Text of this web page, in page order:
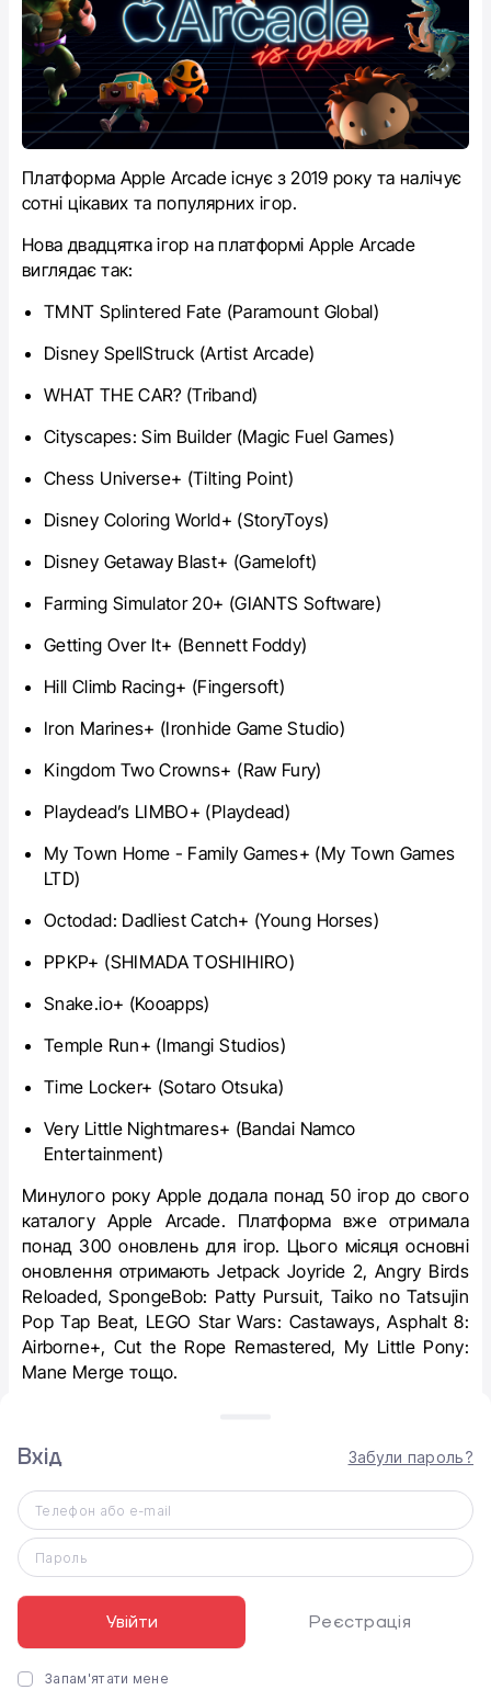
Платформа Apple Arcade‌ існує з 2019 року та налічує
сотні цікавих та популярних ігор.
Нова двадцятка ігор на платформі Apple Arcade‌
виглядає так:
TMNT Splintered Fate (Paramount Global)
Disney SpellStruck (Artist Arcade)
WHAT THE CAR? (Triband)
Cityscapes: Sim Builder (Magic Fuel Games)
Chess Universe+ (Tilting Point)
Disney Coloring World+ (StoryToys)
Disney Getaway Blast+ (Gameloft)
Farming Simulator 20+ (GIANTS Software)
Getting Over It+ (Bennett Foddy)
Hill Climb Racing+ (Fingersoft)
Iron Marines+ (Ironhide Game Studio)
Kingdom Two Crowns+ (Raw Fury)
Playdead’s LIMBO+ (Playdead)
My Town Home - Family Games+ (My Town Games
LTD)
Octodad: Dadliest Catch+ (Young Horses)
PPKP+ (SHIMADA TOSHIHIRO)
Snake.io+ (Kooapps)
Temple Run+ (Imangi Studios)
Time Locker+ (Sotaro Otsuka)
Very Little Nightmares+ (Bandai Namco
Entertainment)
Минулого року Apple додала понад 50 ігор до свого
каталогу ‌Apple Arcade‌. Платформа вже отримала
понад 300 оновлень для ігор. Цього місяця основні
оновлення отримають Jetpack Joyride 2, Angry Birds
Reloaded, SpongeBob: Patty Pursuit, Taiko no Tatsujin
Pop Tap Beat, LEGO Star Wars: Castaways, Asphalt 8:
Airborne+, Cut the Rope Remastered, My Little Pony:
Mane Merge тощо.
Вхід Забули пароль?
Телефон або e-mail
Пароль
Увійти Реєстрація
Запам'ятати мене